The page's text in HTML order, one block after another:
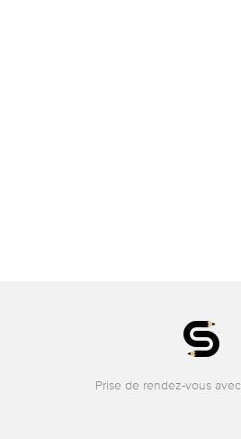
Prise de rendez-vous avec